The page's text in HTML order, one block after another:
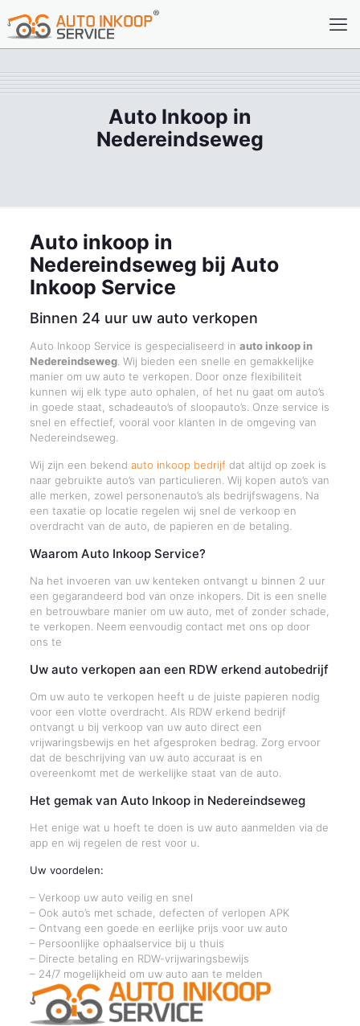
Auto Inkoop in
Nedereindseweg
Auto inkoop in
Nedereindseweg bij Auto
Inkoop Service
Binnen 24 uur uw auto verkopen
Auto Inkoop Service is gespecialiseerd in auto inkoop in
Nedereindseweg. Wij bieden een snelle en gemakkelijke
manier om uw auto te verkopen. Door onze flexibiliteit
kunnen wij elk type auto ophalen, of het nu gaat om auto’s
in goede staat, schadeauto’s of sloopauto’s. Onze service is
snel en effectief, vooral voor klanten in de omgeving van
Nedereindseweg.
Wij zijn een bekend auto inkoop bedrijfdat altijd op zoek is
naar gebruikte auto’s van particulieren. Wij kopen auto’s van
alle merken, zowel personenauto’s als bedrijfswagens. Na
een taxatie op locatie regelen wij snel de verkoop en
overdracht van de auto, de papieren en de betaling.
Waarom Auto Inkoop Service?
Na het invoeren van uw kenteken ontvangt u binnen 2 uur
een gegarandeerd bod van onze inkopers. Dit is een snelle
en betrouwbare manier om uw auto, met of zonder schade,
te verkopen. Neem eenvoudig contact met ons op door
ons te
Uw auto verkopen aan een RDW erkend autobedrijf
Om uw auto te verkopen heeft u de juiste papieren nodig
voor een vlotte overdracht. Als RDW erkend bedrijf
ontvangt u bij verkoop van uw auto direct een
vrijwaringsbewijs en het afgesproken bedrag. Zorg ervoor
dat de beschrijving van uw auto accuraat is en
overeenkomt met de werkelijke staat van de auto.
Het gemak van Auto Inkoop in Nedereindseweg
Het enige wat u hoeft te doen is uw auto aanmelden via de
app en wij regelen de rest voor u.
Uw voordelen:
– Verkoop uw auto veilig en snel
– Ook auto’s met schade, defecten of verlopen APK
– Ontvang een goede en eerlijke prijs voor uw auto
– Persoonlijke ophaalservice bij u thuis
– Directe betaling en RDW-vrijwaringsbewijs
– 24/7 mogelijkheid om uw auto aan te melden